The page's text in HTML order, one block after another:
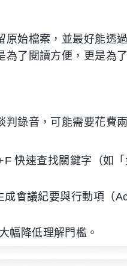
始檔案，並最好能透
了閱讀方便，更是為
錄音，可能需要花費
快速查找關鍵字（如「
成會議紀要與行動項（
幅降低理解門檻。